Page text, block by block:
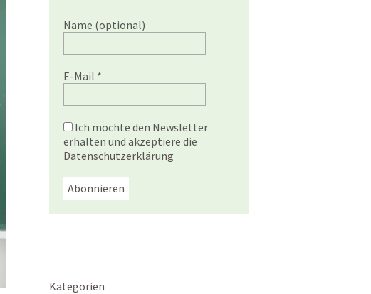
Name (optional)
E-Mail *
Ich möchte den Newsletter
erhalten und akzeptiere die
Datenschutzerklärung
Kategorien